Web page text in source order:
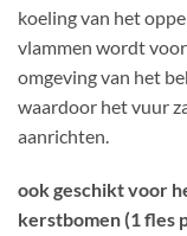
koeling van het
vlammen wordt
omgeving van het
waardoor het vuur
aanrichten.
ook geschikt voor
kerstbomen (1 fles